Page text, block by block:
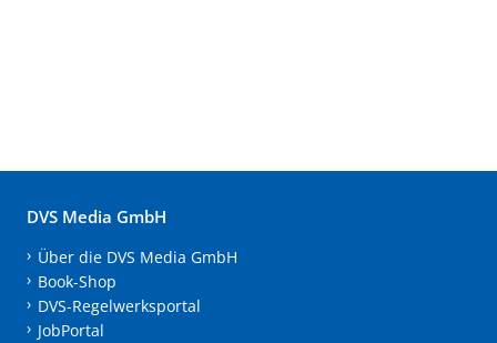
DVS Media GmbH
Über die DVS Media GmbH
Book-Shop
DVS-Regelwerksportal
JobPortal